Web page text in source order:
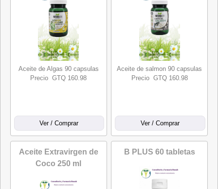
Aceite de Algas 90 capsulas
Precio GTQ 160.98
Aceite de salmon 90 capsulas
Precio GTQ 160.98
Aceite Extravirgen de
Coco 250 ml
B PLUS 60 tabletas